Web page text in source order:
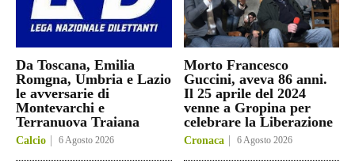
Da Toscana, Emilia
Romgna, Umbria e Lazio
le avversarie di
Montevarchi e
Terranuova Traiana
Calcio 6 Agosto 2026
Morto Francesco
Guccini, aveva 86 anni.
Il 25 aprile del 2024
venne a Gropina per
celebrare la Liberazione
Cronaca 6 Agosto 2026